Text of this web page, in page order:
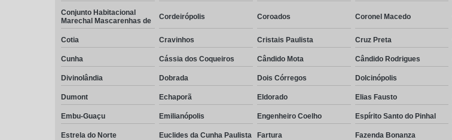
Conjunto Habitacional
Marechal Mascarenhas de
Cordeirópolis Coroados Coronel Macedo
Cotia Cravinhos Cristais Paulista Cruz Preta
Cunha Cássia dos Coqueiros Cândido Mota Cândido Rodrigues
Divinolândia Dobrada Dois Córregos Dolcinópolis
Dumont Echaporã Eldorado Elias Fausto
Embu-Guaçu Emilianópolis Engenheiro Coelho Espírito Santo do Pinhal
Estrela do Norte Euclides da Cunha Paulista Fartura Fazenda Bonanza